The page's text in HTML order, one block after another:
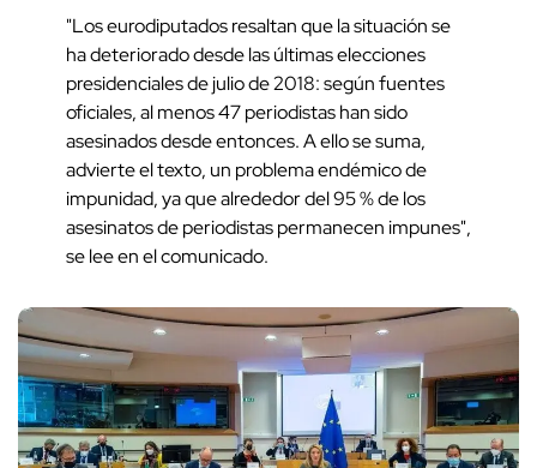
"Los eurodiputados resaltan que la situación se
ha deteriorado desde las últimas elecciones
presidenciales de julio de 2018: según fuentes
oficiales, al menos 47 periodistas han sido
asesinados desde entonces. A ello se suma,
advierte el texto, un problema endémico de
impunidad, ya que alrededor del 95 % de los
asesinatos de periodistas permanecen impunes",
se lee en el comunicado.